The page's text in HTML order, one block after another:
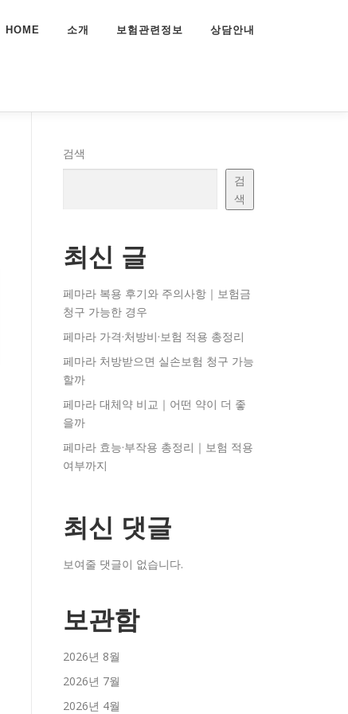
HOME 소개 보험관련정보 상담안내
검색
검
색
최신 글
페마라 복용 후기와 주의사항｜보험금
청구 가능한 경우
페마라 가격·처방비·보험 적용 총정리
페마라 처방받으면 실손보험 청구 가능
할까
페마라 대체약 비교｜어떤 약이 더 좋
을까
페마라 효능·부작용 총정리｜보험 적용
여부까지
최신 댓글
보여줄 댓글이 없습니다.
보관함
2026년 8월
2026년 7월
2026년 4월